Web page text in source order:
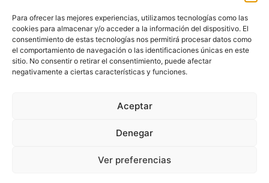
Para ofrecer las mejores experiencias, utilizamos tecnologías como las
cookies para almacenar y/o acceder a la información del dispositivo. El
consentimiento de estas tecnologías nos permitirá procesar datos como
el comportamiento de navegación o las identificaciones únicas en este
sitio. No consentir o retirar el consentimiento, puede afectar
negativamente a ciertas características y funciones.
Aceptar
Denegar
Ver preferencias
28017 Madrid
(España)
(+34) 910 917
info@tenki-
Política de
Privacidad
Política de
Cookies